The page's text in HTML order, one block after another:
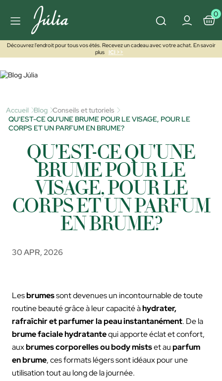
0
Découvrez l'endroit pour tous vos étés. Recevez un cadeau avec votre achat. En savoir
plus
ICI >>
Accueil Blog Conseils et tutoriels
QU'EST-CE QU'UNE BRUME POUR LE VISAGE, POUR LE
CORPS ET UN PARFUM EN BRUME?
QU'EST-CE QU'UNE
BRUME POUR LE
VISAGE, POUR LE
CORPS ET UN PARFUM
EN BRUME?
30 APR, 2026
Lesbrumessont devenues un incontournable de toute
routine beauté grâce à leur capacité àhydrater,
rafraîchir et parfumer la peau instantanément. De la
brume faciale hydratantequi apporte éclat et confort,
auxbrumes corporelles ou body mistset auparfum
en brume, ces formats légers sont idéaux pour une
utilisation tout au long de la journée.